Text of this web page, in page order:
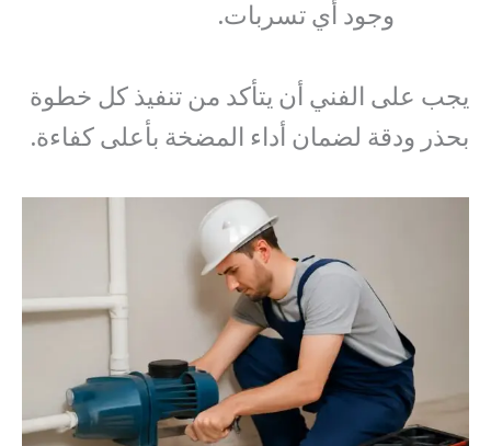
وجود أي تسربات.
يجب على الفني أن يتأكد من تنفيذ كل خطوة
بحذر ودقة لضمان أداء المضخة بأعلى كفاءة.